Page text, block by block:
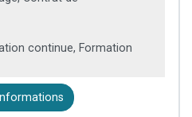
continue, Formation